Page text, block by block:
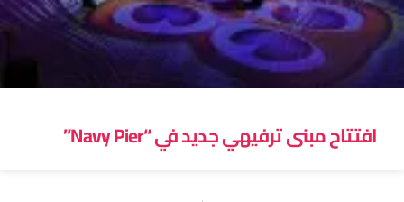
افتتاح مبنى ترفيهي جديد في “Navy Pier”